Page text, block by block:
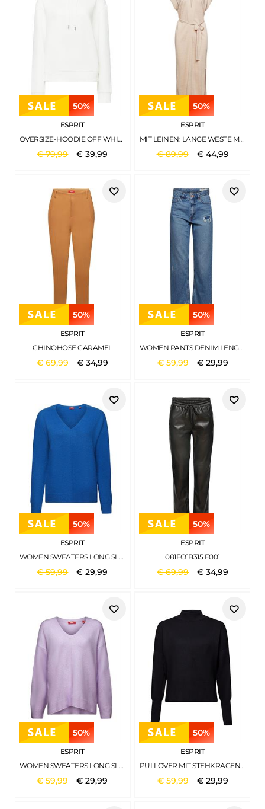
50%
ESPRIT
OVERSIZE-HOODIE OFF WHITE
€79,99 €39,99
50%
ESPRIT
MIT LEINEN: LANGE WESTE MIT BINDEGÜRTEL LIGHT TAUPE
€89,99 € 44,99
50%
ESPRIT
CHINOHOSE CARAMEL
€69,99 € 34,99
50%
ESPRIT
WOMEN PANTS DENIM LENGTH SERVICE BLUE MEDIUM WASHED
€59,99 € 29,99
50%
ESPRIT
WOMEN SWEATERS LONG SLEEVE BRIGHT BLUE 5
€59,99 €29,99
50%
ESPRIT
081EO1B315 E001
€69,99 €34,99
50%
ESPRIT
WOMEN SWEATERS LONG SLEEVE LAVENDER 5
€59,99 €29,99
50%
ESPRIT
PULLOVER MIT STEHKRAGEN BLACK
€59,99 € 29,99